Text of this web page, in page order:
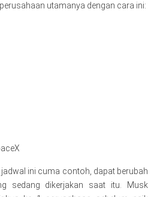
utamanya dengan cara ini:
ini cuma contoh, dapat berubah
sedang dikerjakan saat itu. Musk